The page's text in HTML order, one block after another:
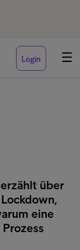
Login
erzählt über
eine